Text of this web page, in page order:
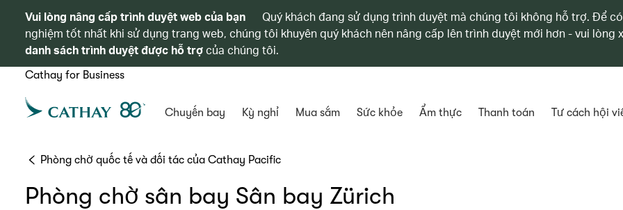
Vui lòng nâng cấp trình duyệt web của bạn
Quý khách đang sử dụng trình duyệt mà chúng tôi không hỗ trợ. Để
nghiệm tốt nhất khi sử dụng trang web, chúng tôi khuyên quý khách nên nâng cấp lên trình duyệt mới hơn - vui lòng
danh sách trình duyệt được hỗ trợcủa chúng tôi.
Cathay for Business
Chuyến bay Kỳ nghỉ Mua sắm Sức khỏe Ẩm thực Thanh toán Tư cách hội
Phòng chờ quốc tế và đối tác của Cathay Pacific
Phòng chờ sân bay Sân bay Zürich